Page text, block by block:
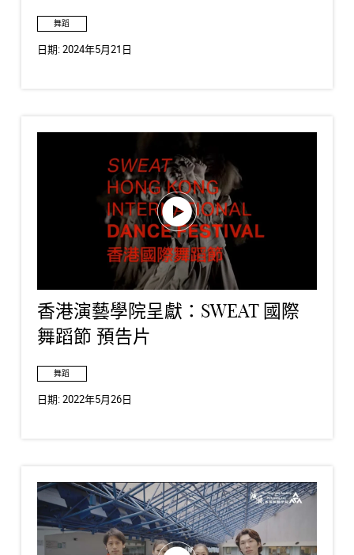
舞蹈
日期:2024年5月21日
香港演藝學院呈獻：SWEAT 國際
舞蹈節 預告片
舞蹈
日期:2022年5月26日